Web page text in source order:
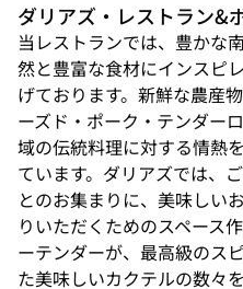
ダリアズ・レストラン&
当レストランでは、豊かな
然と豊富な食材にインスピ
げております。新鮮な農産
ーズド・ポーク・テンダー
域の伝統料理に対する情熱
ています。ダリアズでは、
とのお集まりに、美味しい
りいただくためのスペース
ーテンダーが、最高級のス
た美味しいカクテルの数々